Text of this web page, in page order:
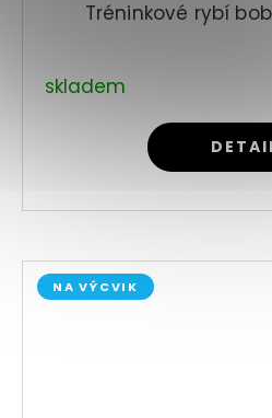
Tréninkové rybí
skladem
NA VÝCVIK